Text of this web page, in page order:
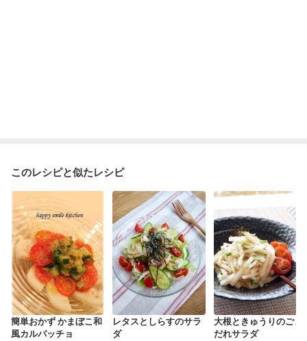
このレシピと似たレシピ
簡単おかず かまぼこ和
風カルパッチョ
レタスとしらすのサラ
ダ
大根ときゅうりのごま
だれサラダ